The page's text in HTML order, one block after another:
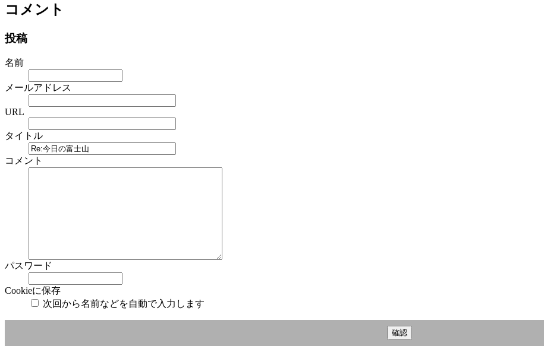
コメント
投稿
名前
メールアドレス
URL
タイトル
コメント
パスワード
Cookieに保存
次回から名前などを自動で入力します